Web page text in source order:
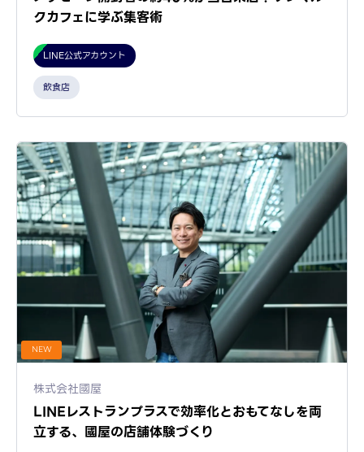
クカフェに学ぶ集客術
LINE公式アカウント
飲食店
NEW
株式会社國屋
LINEレストランプラスで効率化とおもてなしを両
立する、國屋の店舗体験づくり